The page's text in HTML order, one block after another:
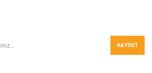
KAYDET